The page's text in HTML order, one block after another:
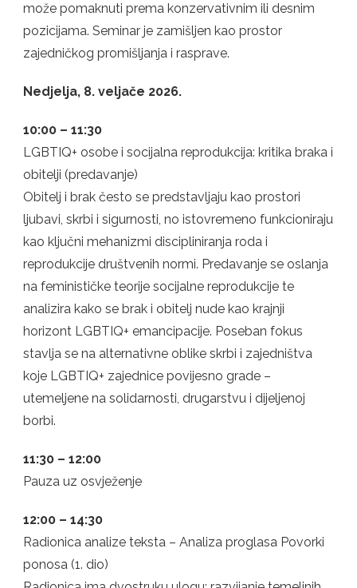
može pomaknuti prema konzervativnim ili desnim
pozicijama. Seminar je zamišljen kao prostor
zajedničkog promišljanja i rasprave.
Nedjelja, 8. veljače 2026.
10:00 – 11:30
LGBTIQ+ osobe i socijalna reprodukcija: kritika braka i
obitelji (predavanje)
Obitelj i brak često se predstavljaju kao prostori
ljubavi, skrbi i sigurnosti, no istovremeno funkcioniraju
kao ključni mehanizmi discipliniranja roda i
reprodukcije društvenih normi. Predavanje se oslanja
na feminističke teorije socijalne reprodukcije te
analizira kako se brak i obitelj nude kao krajnji
horizont LGBTIQ+ emancipacije. Poseban fokus
stavlja se na alternativne oblike skrbi i zajedništva
koje LGBTIQ+ zajednice povijesno grade –
utemeljene na solidarnosti, drugarstvu i dijeljenoj
borbi.
11:30 – 12:00
Pauza uz osvježenje
12:00 – 14:30
Radionica analize teksta – Analiza proglasa Povorki
ponosa (1. dio)